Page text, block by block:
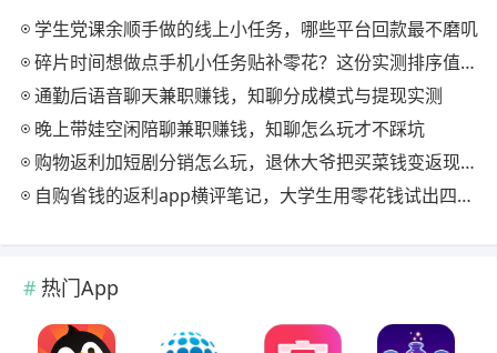
学生党课余顺手做的线上小任务，哪些平台回款最不磨叽
碎片时间想做点手机小任务贴补零花？这份实测排序值得先看
通勤后语音聊天兼职赚钱，知聊分成模式与提现实测
晚上带娃空闲陪聊兼职赚钱，知聊怎么玩才不踩坑
购物返利加短剧分销怎么玩，退休大爷把买菜钱变返现的慢节奏法
自购省钱的返利app横评笔记，大学生用零花钱试出四款能提现的
热门App